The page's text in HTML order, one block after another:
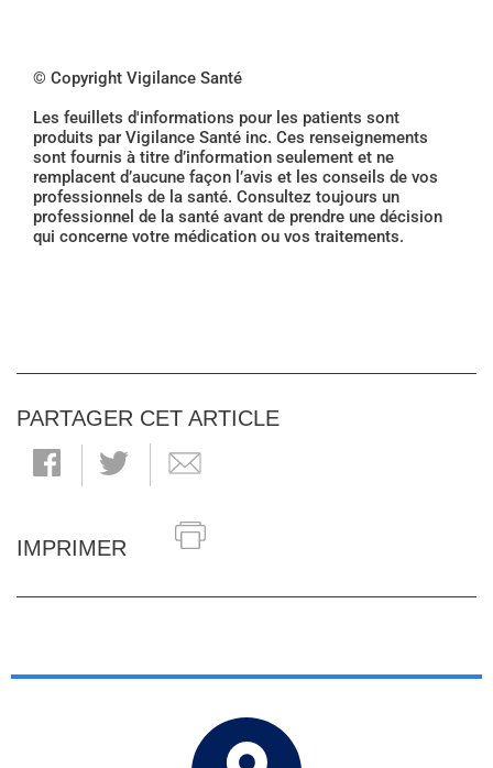
© Copyright Vigilance Santé
Les feuillets d'informations pour les patients sont
produits par Vigilance Santé inc. Ces renseignements
sont fournis à titre d’information seulement et ne
remplacent d’aucune façon l’avis et les conseils de vos
professionnels de la santé. Consultez toujours un
professionnel de la santé avant de prendre une décision
qui concerne votre médication ou vos traitements.
PARTAGER CET ARTICLE
IMPRIMER